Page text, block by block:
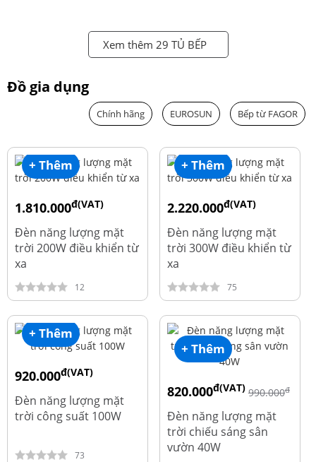
Xem thêm 29 TỦ BẾP
Đồ gia dụng
Chính hãng EUROSUN Bếp từ FAGOR
+ Thêm
1.810.000đ(VAT)
Đèn năng lượng mặt
trời 200W điều khiển từ
xa
12
+ Thêm
2.220.000đ(VAT)
Đèn năng lượng mặt
trời 300W điều khiển từ
xa
75
+ Thêm
920.000đ(VAT)
Đèn năng lượng mặt
trời công suất 100W
73
+ Thêm
820.000đ(VAT) 990.000đ
Đèn năng lượng mặt
trời chiếu sáng sân
vườn 40W